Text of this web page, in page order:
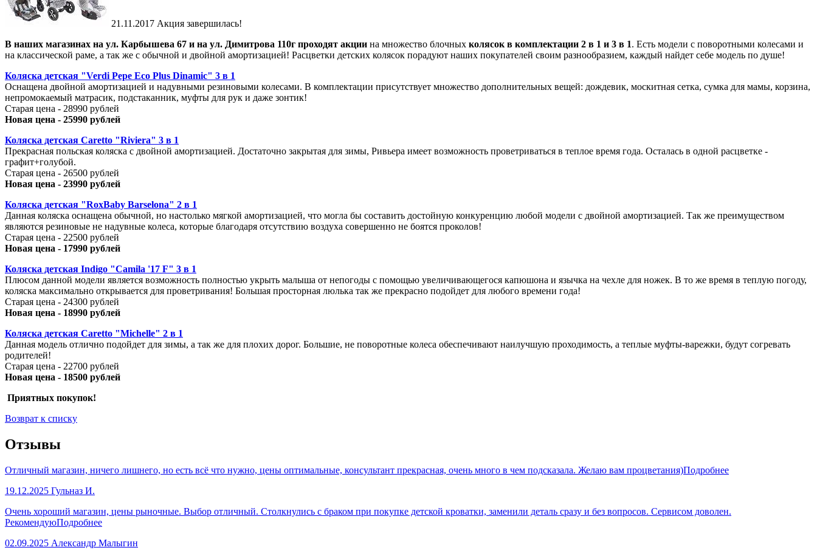
21.11.2017 Акция завершилась!
В наших магазинах на ул. Карбышева 67 и на ул. Димитрова 110г проходят акции на множество блочных колясок в комплектации 2 в 1 и 3 в 1. Есть модели с поворотными колесами и
на классической раме, а так же с обычной и двойной амортизацией! Расцветки детских колясок порадуют наших покупателей своим разнообразием, каждый найдет себе модель по душе!
Коляска детская "Verdi Pepe Eco Plus Dinamic" 3 в 1
Оснащена двойной амортизацией и надувными резиновыми колесами. В комплектации присутствует множество дополнительных вещей: дождевик, москитная сетка, сумка для мамы, корзина,
непромокаемый матрасик, подстаканник, муфты для рук и даже зонтик!
Старая цена - 28990 рублей
Новая цена - 25990 рублей
Коляска детская Caretto "Riviera" 3 в 1
Прекрасная польская коляска с двойной амортизацией. Достаточно закрытая для зимы, Ривьера имеет возможность проветриваться в теплое время года. Осталась в одной расцветке -
графит+голубой.
Старая цена - 26500 рублей
Новая цена - 23990 рублей
Коляска детская "RoxBaby Barselona" 2 в 1
Данная коляска оснащена обычной, но настолько мягкой амортизацией, что могла бы составить достойную конкуренцию любой модели с двойной амортизацией. Так же преимуществом
являются резиновые не надувные колеса, которые благодаря отсутствию воздуха совершенно не боятся проколов!
Старая цена - 22500 рублей
Новая цена - 17990 рублей
Коляска детская Indigo "Camila '17 F" 3 в 1
Плюсом данной модели является возможность полностью укрыть малыша от непогоды с помощью увеличивающегося капюшона и язычка на чехле для ножек. В то же время в теплую погоду,
коляска максимально открывается для проветривания! Большая просторная люлька так же прекрасно подойдет для любого времени года!
Старая цена - 24300 рублей
Новая цена - 18990 рублей
Коляска детская Caretto "Michelle" 2 в 1
Данная модель отлично подойдет для зимы, а так же для плохих дорог. Большие, не поворотные колеса обеспечивают наилучшую проходимость, а теплые муфты-варежки, будут согревать
родителей!
Старая цена - 22700 рублей
Новая цена - 18500 рублей
Приятных покупок!
Возврат к списку
Отзывы
Отличный магазин, ничего лишнего, но есть всё что нужно, цены оптимальные, консультант прекрасная, очень много в чем подсказала. Желаю вам процветания)Подробнее
19.12.2025 Гульназ И.
Очень хороший магазин, цены рыночные. Выбор отличный. Столкнулись с браком при покупке детской кроватки, заменили деталь сразу и без вопросов. Сервисом доволен.
РекомендуюПодробнее
02.09.2025 Александр Малыгин